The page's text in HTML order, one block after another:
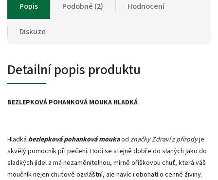
Popis Podobné (2) Hodnocení
Diskuze
Detailní popis produktu
BEZLEPKOVÁ POHANKOVÁ MOUKA HLADKÁ
Hladká bezlepkovápohanková moukaod značky Zdraví z přírodyje
skvělý pomocník při pečení. Hodí se stejně dobře do slaných jako do
sladkých jídel a má nezaměnitelnou, mírně oříškovou chuť, která váš
moučník nejen chuťově ozvláštní, ale navíc i obohatí o cenné živiny.